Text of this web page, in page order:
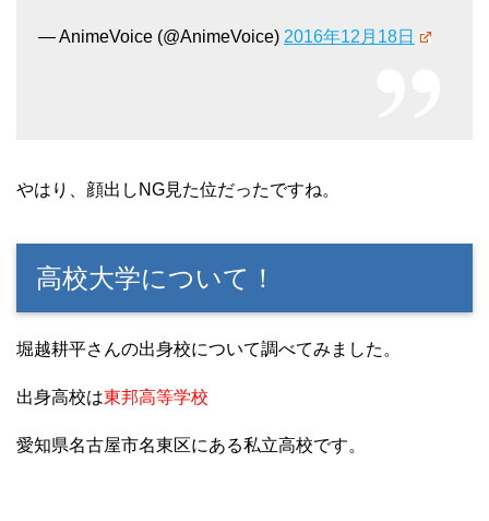
— AnimeVoice (@AnimeVoice) 2016年12月18日
やはり、顔出しNG見た位だったですね。
高校大学について！
堀越耕平さんの出身校について調べてみました。
出身高校は東邦高等学校
愛知県名古屋市名東区にある私立高校です。